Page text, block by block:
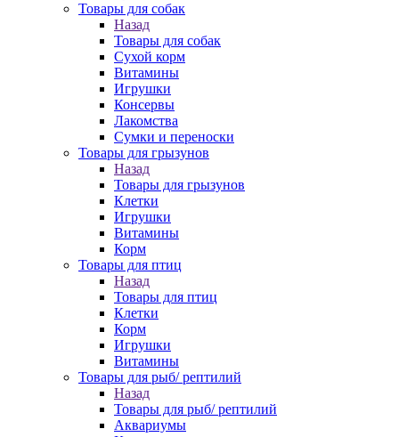
Товары для собак
Назад
Товары для собак
Cухой корм
Витамины
Игрушки
Консервы
Лакомства
Сумки и переноски
Товары для грызунов
Назад
Товары для грызунов
Клетки
Игрушки
Витамины
Корм
Товары для птиц
Назад
Товары для птиц
Клетки
Корм
Игрушки
Витамины
Товары для рыб/ рептилий
Назад
Товары для рыб/ рептилий
Аквариумы